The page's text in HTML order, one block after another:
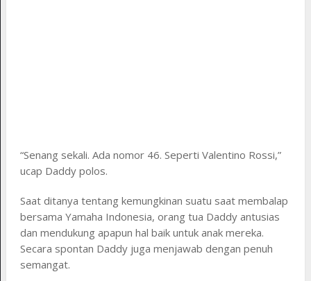
“Senang sekali. Ada nomor 46. Seperti Valentino Rossi,”
ucap Daddy polos.
Saat ditanya tentang kemungkinan suatu saat membalap
bersama Yamaha Indonesia, orang tua Daddy antusias
dan mendukung apapun hal baik untuk anak mereka.
Secara spontan Daddy juga menjawab dengan penuh
semangat.